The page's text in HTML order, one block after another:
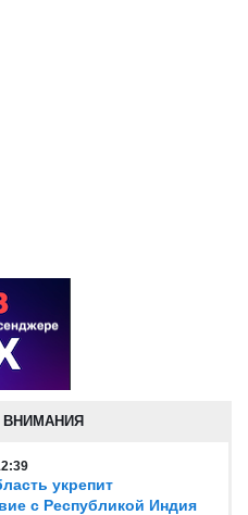
ВНИМАНИЯ
укрепит
с Республикой Индия